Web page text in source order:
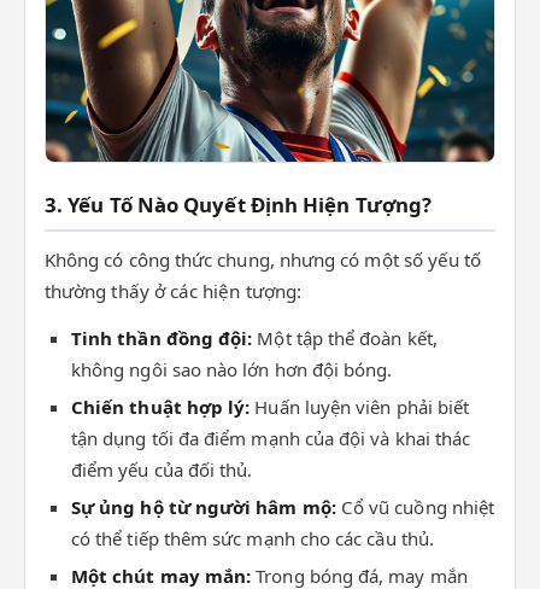
3. Yếu Tố Nào Quyết Định Hiện Tượng?
Không có công thức chung, nhưng có một số yếu tố
thường thấy ở các hiện tượng:
Tinh thần đồng đội: Một tập thể đoàn kết,
không ngôi sao nào lớn hơn đội bóng.
Chiến thuật hợp lý: Huấn luyện viên phải biết
tận dụng tối đa điểm mạnh của đội và khai thác
điểm yếu của đối thủ.
Sự ủng hộ từ người hâm mộ:Cổ vũ cuồng nhiệt
có thể tiếp thêm sức mạnh cho các cầu thủ.
Một chút may mắn: Trong bóng đá, may mắn